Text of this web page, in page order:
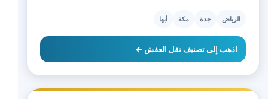
الرياض جدة مكة أبها
اذهب إلى تصنيف نقل العفش ←